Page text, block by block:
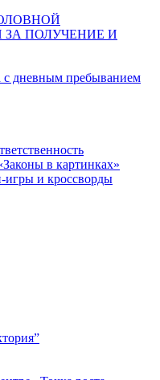
ПОЛУЧЕНИЕ И
с дневным пребыванием
в картинках»
игры и кроссворды